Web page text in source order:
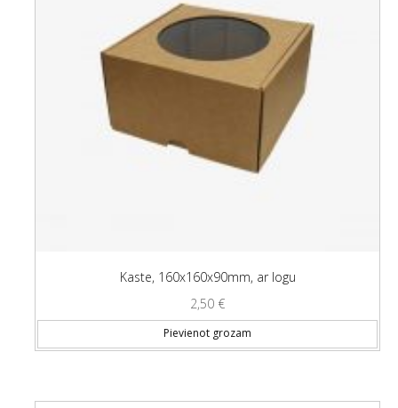
Kaste, 160x160x90mm, ar logu
2,50 €
Pievienot grozam